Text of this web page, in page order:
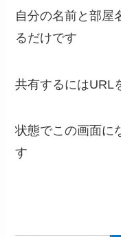
自分の名前と部屋
るだけです
共有するにはURL
状態でこの画面に
す